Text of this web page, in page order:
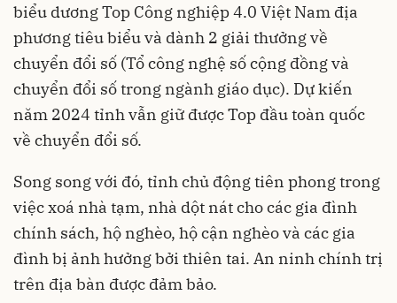
biểu dương Top Công nghiệp 4.0 Việt Nam địa
phương tiêu biểu và dành 2 giải thưởng về
chuyển đổi số (Tổ công nghệ số cộng đồng và
chuyển đổi số trong ngành giáo dục). Dự kiến
năm 2024 tỉnh vẫn giữ được Top đầu toàn quốc
về chuyển đổi số.
Song song với đó, tỉnh chủ động tiên phong trong
việc xoá nhà tạm, nhà dột nát cho các gia đình
chính sách, hộ nghèo, hộ cận nghèo và các gia
đình bị ảnh hưởng bởi thiên tai. An ninh chính trị
trên địa bàn được đảm bảo.